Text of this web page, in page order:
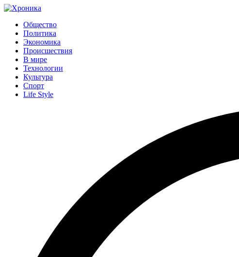
Общество
Политика
Экономика
Происшествия
В мире
Технологии
Культура
Спорт
Life Style